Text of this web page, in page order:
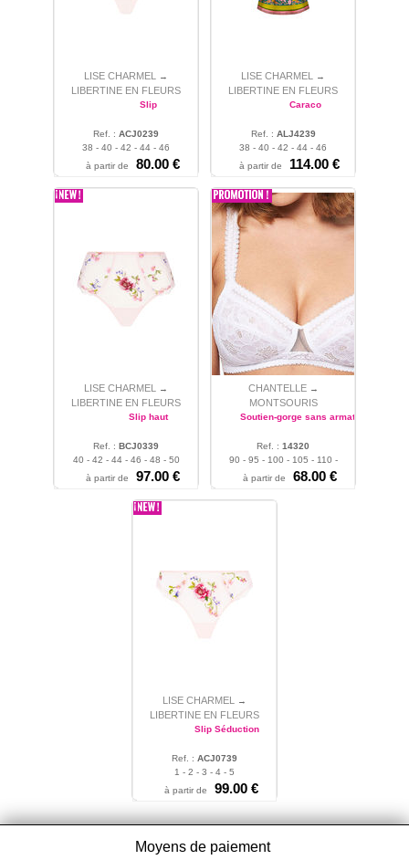
LISE CHARMEL →
LIBERTINE EN FLEURS
Slip
Ref. : ACJ0239
38 - 40 - 42 - 44 - 46
à partir de
80.00 €
LISE CHARMEL →
LIBERTINE EN FLEURS
Caraco
Ref. : ALJ4239
38 - 40 - 42 - 44 - 46
à partir de
114.00 €
LISE CHARMEL →
LIBERTINE EN FLEURS
Slip haut
Ref. : BCJ0339
40 - 42 - 44 - 46 - 48 - 50
à partir de
97.00 €
CHANTELLE →
MONTSOURIS
Soutien-gorge sans armature
Ref. : 14320
90 - 95 - 100 - 105 - 110 -
115
à partir de 68.00 €
LISE CHARMEL →
LIBERTINE EN FLEURS
Slip Séduction
Ref. : ACJ0739
1 - 2 - 3 - 4 - 5
à partir de
99.00 €
Moyens de paiement